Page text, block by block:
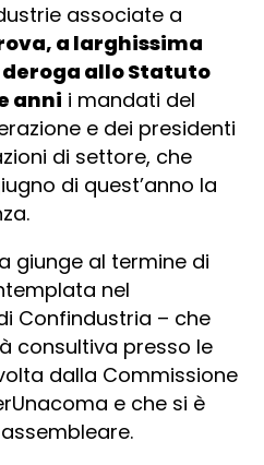
associate a
a larghissima
allo Statuto
anni i mandati del
e dei presidenti
di settore, che
di quest’anno la
giunge al termine di
nel
Confindustria – che
consultiva presso le
dalla Commissione
e che si è